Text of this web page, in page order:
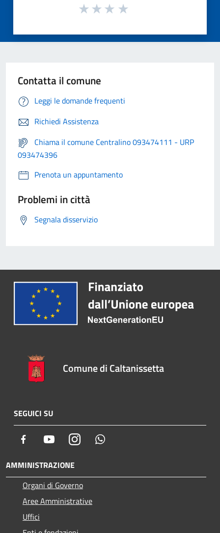
Contatta il comune
Leggi le domande frequenti
Richiedi Assistenza
Chiama il comune Centralino 093474111 - URP
093474396
Prenota un appuntamento
Problemi in città
Segnala disservizio
Comune di Caltanissetta
SEGUICI SU
Facebook YoutubeInstagram
AMMINISTRAZIONE
Organi di Governo
Aree Amministrative
Uffici